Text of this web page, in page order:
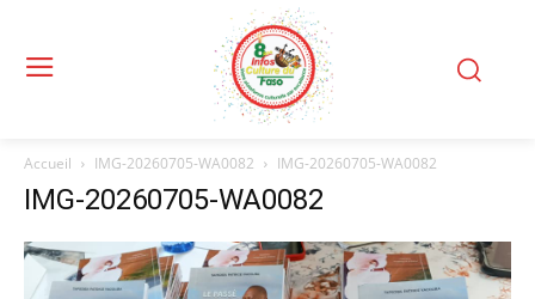
Accueil IMG-20260705-WA0082 IMG-20260705-WA0082
IMG-20260705-WA0082